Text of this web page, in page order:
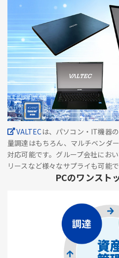
VALTECは、パソコン・IT機器
量調達はもちろん、マルチベンダ
対応可能です。グループ会社にお
リースなど様々なサプライも可能で
PCのワンスト